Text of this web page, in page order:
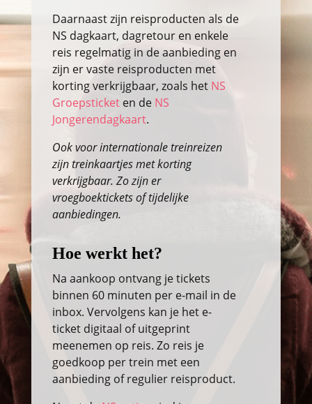
Daarnaast zijn reisproducten als de
NS dagkaart, dagretour en enkele
reis regelmatig in de aanbieding en
zijn er vaste reisproducten met
korting verkrijgbaar, zoals het NS
Groepsticketen de NS
Jongerendagkaart.
Ook voor internationale treinreizen
zijn treinkaartjes met korting
verkrijgbaar. Zo zijn er
vroegboektickets of tijdelijke
aanbiedingen.
Hoe werkt het?
Na aankoop ontvang je tickets
binnen 60 minuten per e-mail in de
inbox. Vervolgens kan je het e-
ticket digitaal of uitgeprint
meenemen op reis. Zo reis je
goedkoop per trein met een
aanbieding of regulier reisproduct.